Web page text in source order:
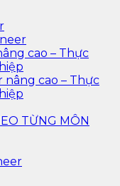
cao – Thực
nâng cao – Thực
TỪNG MÔN